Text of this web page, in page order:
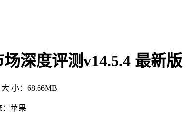
深度评测v14.5.4 最新版
大 小： 68.66MB
苹果